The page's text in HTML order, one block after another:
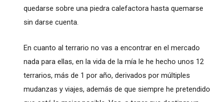
quedarse sobre una piedra calefactora hasta quemarse
sin darse cuenta.
En cuanto al terrario no vas a encontrar en el mercado
nada para ellas, en la vida de la mía le he hecho unos 12
terrarios, más de 1 por año, derivados por múltiples
mudanzas y viajes, además de que siempre he pretendido